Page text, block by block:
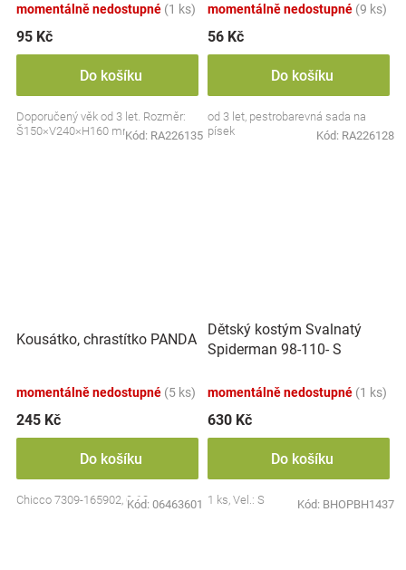
momentálně nedostupné (1 ks)
95 Kč
Do košíku
Doporučený věk od 3 let. Rozměr:
Š150×V240×H160 mmKód: RA226135
momentálně nedostupné (9 ks)
56 Kč
Do košíku
od 3 let, pestrobarevná sada na
písek
Kód: RA226128
Kousátko, chrastítko PANDA
momentálně nedostupné (5 ks)
245 Kč
Do košíku
Chicco 7309-165902, 0-18m
Kód: 06463601
Dětský kostým Svalnatý
Spiderman 98-110- S
momentálně nedostupné (1 ks)
630 Kč
Do košíku
1 ks, Vel.: S Kód: BHOPBH1437